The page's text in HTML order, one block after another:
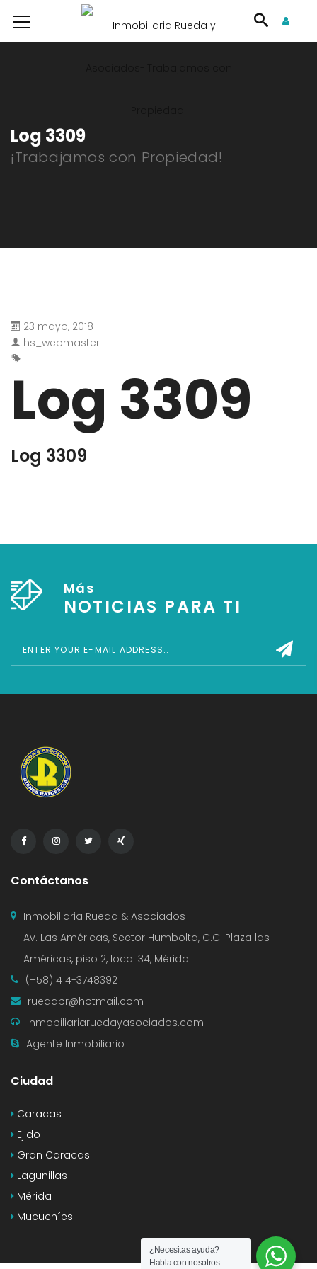
Log 3309
¡Trabajamos con Propiedad!
23 mayo, 2018
hs_webmaster
Log 3309
Log 3309
Más
NOTICIAS PARA TI
Contáctanos
Inmobiliaria Rueda & Asociados
Av. Las Américas, Sector Humboltd, C.C. Plaza las
Américas, piso 2, local 34, Mérida
(+58) 414-3748392
ruedabr@hotmail.com
inmobiliariaruedayasociados.com
Agente Inmobiliario
Ciudad
Caracas
Ejido
Gran Caracas
Lagunillas
Mérida
Mucuchíes
¿Necesitas ayuda?
Habla con nosotros